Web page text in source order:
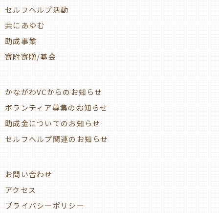
セルフヘルプ活動
共にあゆむ
助成事業
寄附寄贈/基金
かながわVCからのお知らせ
ボランティア募集のお知らせ
助成金についてのお知らせ
セルフヘルプ関連のお知らせ
お問い合わせ
アクセス
プライバシーポリシー